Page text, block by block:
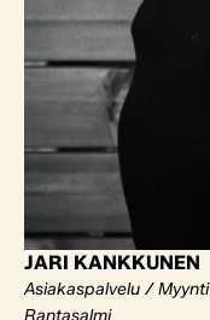
JARI KANKKUNEN
Asiakaspalvelu / Myynti
Rantasalmi